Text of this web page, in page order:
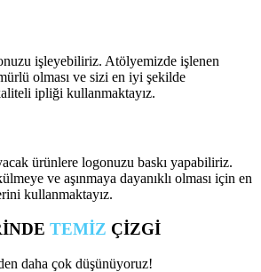
işleyebiliriz. Atölyemizde işlenen
olması ve sizi en iyi şekilde
ipliği kullanmaktayız.
ürünlere logonuzu baskı yapabiliriz.
ve aşınmaya dayanıklı olması için en
kullanmaktayız.
TEMİZ ÇİZGİ
daha çok düşünüyoruz!